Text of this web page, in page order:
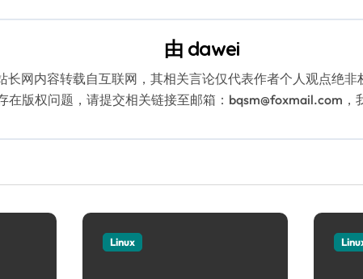
由 dawei
长网内容转载自互联网，其相关言论仅代表作者个人观点绝非
在版权问题，请提交相关链接至邮箱：bqsm@foxmail.com，
Linux